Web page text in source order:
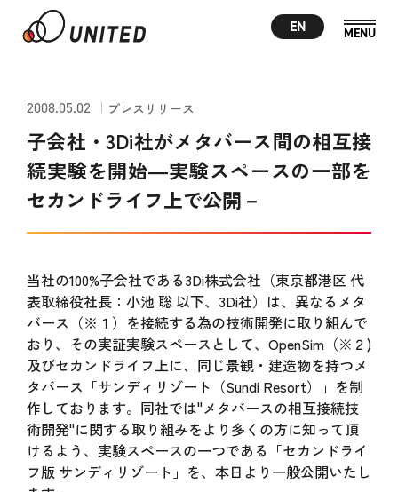
EN
2008.05.02 プレスリリース
子会社・3Di社がメタバース間の相互接
続実験を開始―実験スペースの一部を
セカンドライフ上で公開－
当社の100%子会社である3Di株式会社 （東京都港区 代
表取締役社長：小池 聡 以下、3Di社）は、異なるメタ
バース（※１）を接続する為の技術開発に取り組んで
おり、その実証実験スペースとして、OpenSim（※２)
及びセカンドライフ上に、同じ景観・建造物を持つメ
タバース「サンディリゾート（Sundi Resort）」を制
作しております。同社では"メタバースの相互接続技
術開発"に関する取り組みをより多くの方に知って頂
けるよう、実験スペースの一つである「セカンドライ
フ版 サンディリゾート」を、本日より一般公開いたし